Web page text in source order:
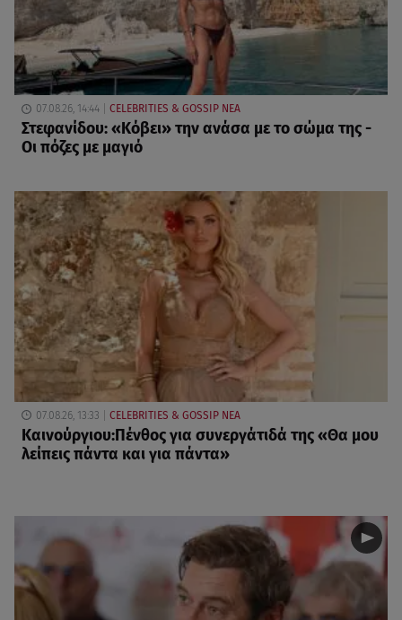
07.08.26, 14:44 CELEBRITIES & GOSSIP ΝΕΑ
Στεφανίδου: «Κόβει» την ανάσα με το σώμα της -
Οι πόζες με μαγιό
07.08.26, 13:33 CELEBRITIES & GOSSIP ΝΕΑ
Καινούργιου:Πένθος για συνεργάτιδά της «Θα μου
λείπεις πάντα και για πάντα»